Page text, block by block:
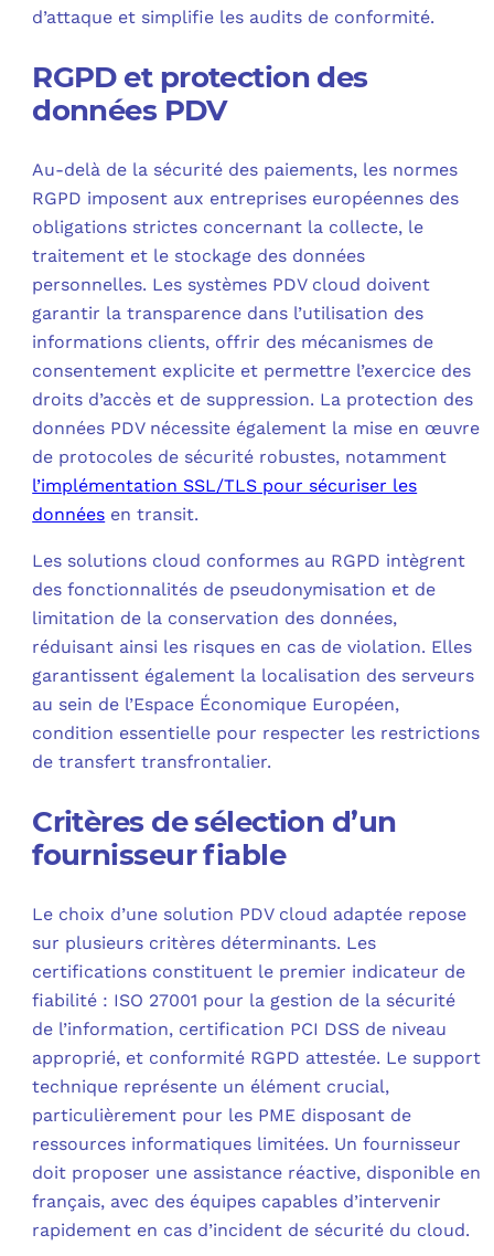
d’attaque et simplifie les audits de conformité.
RGPD et protection des
données PDV
Au-delà de la sécurité des paiements, les normes
RGPD imposent aux entreprises européennes des
obligations strictes concernant la collecte, le
traitement et le stockage des données
personnelles. Les systèmes PDV cloud doivent
garantir la transparence dans l’utilisation des
informations clients, offrir des mécanismes de
consentement explicite et permettre l’exercice des
droits d’accès et de suppression. La protection des
données PDV nécessite également la mise en œuvre
de protocoles de sécurité robustes, notamment
l’implémentation SSL/TLS pour sécuriser les
données en transit.
Les solutions cloud conformes au RGPD intègrent
des fonctionnalités de pseudonymisation et de
limitation de la conservation des données,
réduisant ainsi les risques en cas de violation. Elles
garantissent également la localisation des serveurs
au sein de l’Espace Économique Européen,
condition essentielle pour respecter les restrictions
de transfert transfrontalier.
Critères de sélection d’un
fournisseur fiable
Le choix d’une solution PDV cloud adaptée repose
sur plusieurs critères déterminants. Les
certifications constituent le premier indicateur de
fiabilité : ISO 27001 pour la gestion de la sécurité
de l’information, certification PCI DSS de niveau
approprié, et conformité RGPD attestée. Le support
technique représente un élément crucial,
particulièrement pour les PME disposant de
ressources informatiques limitées. Un fournisseur
doit proposer une assistance réactive, disponible en
français, avec des équipes capables d’intervenir
rapidement en cas d’incident de sécurité du cloud.